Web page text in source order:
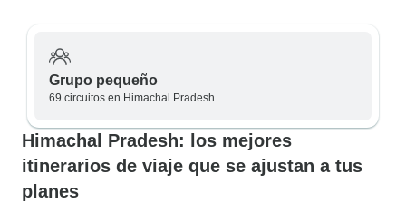
Grupo pequeño
69 circuitos en Himachal Pradesh
Himachal Pradesh: los mejores
itinerarios de viaje que se ajustan a tus
planes